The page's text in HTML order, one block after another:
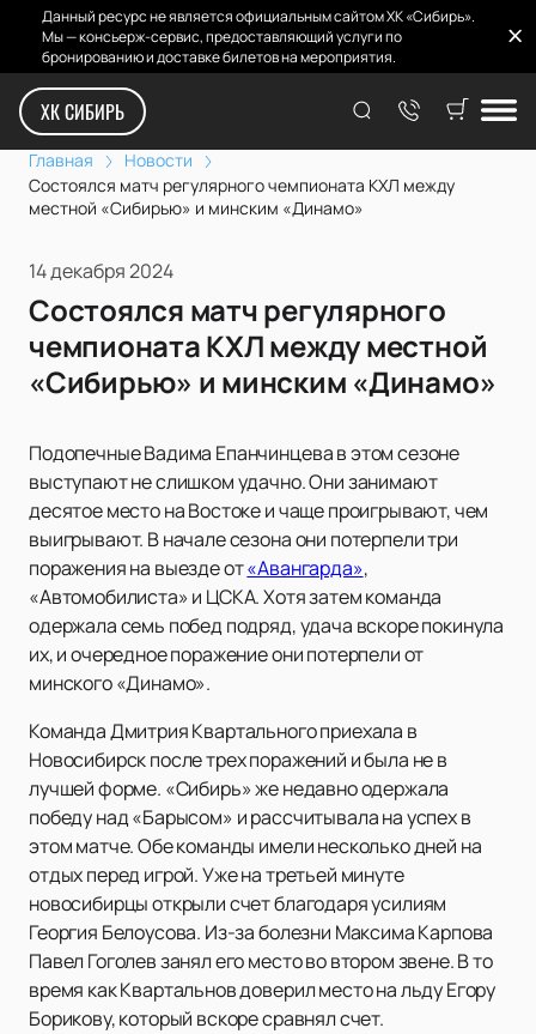
Данный ресурс не является официальным сайтом ХК «Сибирь».
Мы — консьерж-сервис, предоставляющий услуги по
бронированию и доставке билетов на мероприятия.
ХК СИБИРЬ
Главная
Новости
Состоялся матч регулярного чемпионата КХЛ между
местной «Сибирью» и минским «Динамо»
14 декабря 2024
Состоялся матч регулярного
чемпионата КХЛ между местной
«Сибирью» и минским «Динамо»
Подопечные Вадима Епанчинцева в этом сезоне
выступают не слишком удачно. Они занимают
десятое место на Востоке и чаще проигрывают, чем
выигрывают. В начале сезона они потерпели три
поражения на выезде от«Авангарда»,
«Автомобилиста» и ЦСКА. Хотя затем команда
одержала семь побед подряд, удача вскоре покинула
их, и очередное поражение они потерпели от
минского «Динамо».
Команда Дмитрия Квартального приехала в
Новосибирск после трех поражений и была не в
лучшей форме. «Сибирь» же недавно одержала
победу над «Барысом» и рассчитывала на успех в
этом матче. Обе команды имели несколько дней на
отдых перед игрой. Уже на третьей минуте
новосибирцы открыли счет благодаря усилиям
Георгия Белоусова. Из-за болезни Максима Карпова
Павел Гоголев занял его место во втором звене. В то
время как Квартальнов доверил место на льду Егору
Борикову, который вскоре сравнял счет.